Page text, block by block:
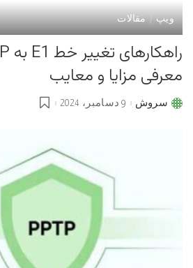
ویپ مقالات
معرفی مزایا و معایب
Postedسروش 9 دسامبر، 2024